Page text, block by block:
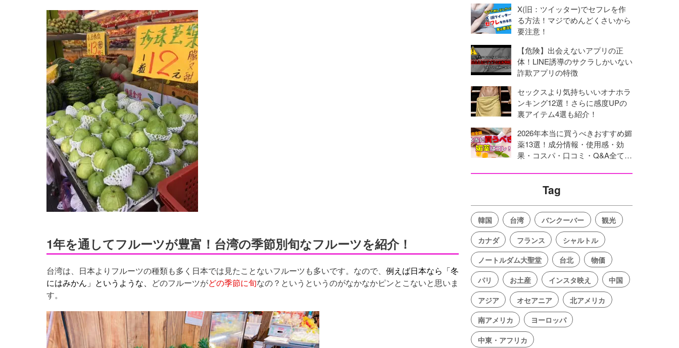
1年を通してフルーツが豊富！台湾の季節別旬なフルーツを紹介！
台湾は、日本よりフルーツの種類も多く日本では見たことないフルーツも多いです。なので、 例えば日本なら「冬
にはみかん」というような、 どのフルーツがどの季節に旬なの？というというのがなかなかピンとこないと思いま
す。
X(旧：ツイッター)でセフレを作
る方法！マジでめんどくさいから
要注意！
【危険】出会えないアプリの正
体！LINE誘導のサクラしかいない
詐欺アプリの特徴
セックスより気持ちいいオナホラ
ンキング12選！さらに感度UPの
裏アイテム4選も紹介！
2026年本当に買うべきおすすめ媚
薬13選！成分情報・使用感・効
果・コスパ・口コミ・Q&A全てを
Tag
韓国 台湾 バンクーバー
観光
カナダ
フランス
シャルトル
ノートルダム大聖堂
台北
物価
パリ
お土産 インスタ映え
中国
アジア
オセアニア
北アメリカ
南アメリカ
ヨーロッパ
中東・アフリカ